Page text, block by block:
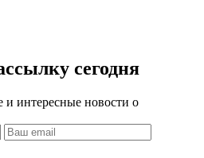
сегодня
и интересные новости о